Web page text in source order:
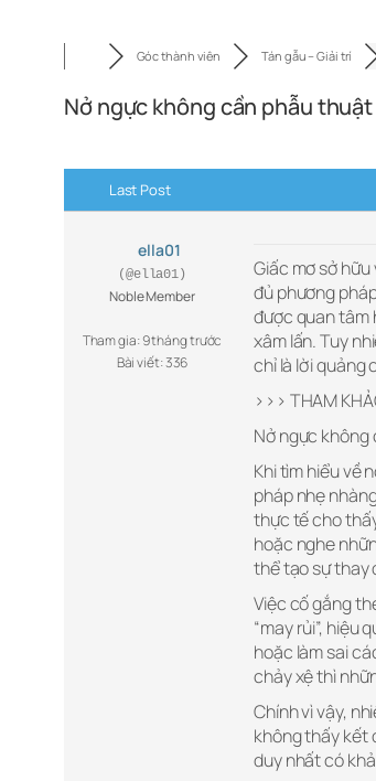
Góc thành viên Tán gẫu – Giải trí
Nở ngực không cần phẫu
Last Post
ella01
(@ella01)
Noble Member
Tham gia: 9 tháng trước
Bài viết: 336
Giấc mơ sở
đủ phương
được quan tâm
xâm lấn. Tuy
chỉ là lời quảng
>>> THAM
Nở ngực
Khi tìm hiểu về
pháp nhẹ
thực tế cho
hoặc nghe
thể tạo sự thay
Việc cố gắng
“may rủi”, hiệu
hoặc làm sai
chảy xệ thì
Chính vì vậy,
không thấy kết
duy nhất có